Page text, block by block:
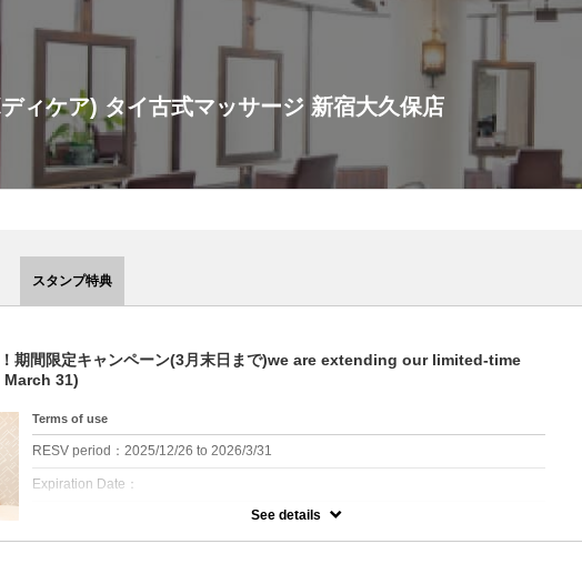
ィケア) タイ古式マッサージ 新宿大久保店
スタンプ特典
期間限定キャンペーン(3月末日まで)we are extending our limited-time
31)
Terms of use
RESV period：2025/12/26 to 2026/3/31
Expiration Date：
See details